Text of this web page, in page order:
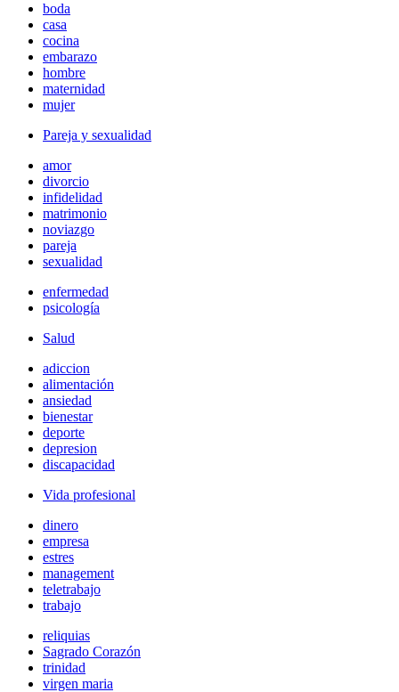
boda
casa
cocina
embarazo
hombre
maternidad
mujer
Pareja y sexualidad
amor
divorcio
infidelidad
matrimonio
noviazgo
pareja
sexualidad
enfermedad
psicología
Salud
adiccion
alimentación
ansiedad
bienestar
deporte
depresion
discapacidad
Vida profesional
dinero
empresa
estres
management
teletrabajo
trabajo
reliquias
Sagrado Corazón
trinidad
virgen maria